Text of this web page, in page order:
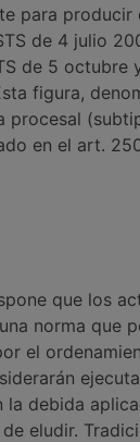
para producir
de 4 julio
de 5 octubre
figura,
procesal
en el art.
que los
norma que
el
la debida
eludir.